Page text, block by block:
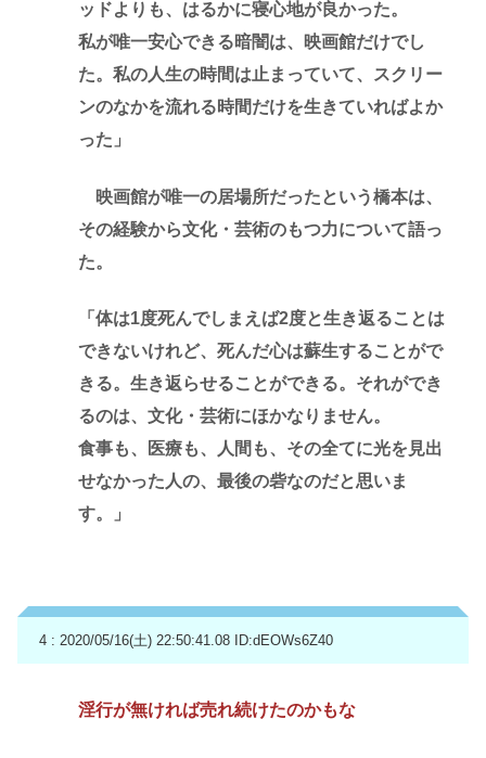
ッドよりも、はるかに寝心地が良かった。
私が唯一安心できる暗闇は、映画館だけでし
た。私の人生の時間は止まっていて、スクリー
ンのなかを流れる時間だけを生きていればよか
った」
映画館が唯一の居場所だったという橋本は、
その経験から文化・芸術のもつ力について語っ
た。
「体は1度死んでしまえば2度と生き返ることは
できないけれど、死んだ心は蘇生することがで
きる。生き返らせることができる。それができ
るのは、文化・芸術にほかなりません。
食事も、医療も、人間も、その全てに光を見出
せなかった人の、最後の砦なのだと思いま
す。」
4 : 2020/05/16(土) 22:50:41.08 ID:dEOWs6Z40
淫行が無ければ売れ続けたのかもな